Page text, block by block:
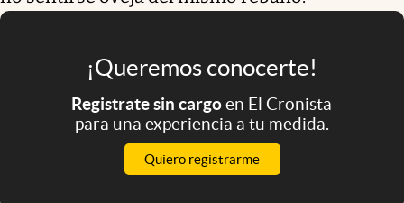
¡Queremos conocerte!
Registrate sin cargoen El Cronista
para una experiencia a tu medida.
Quiero registrarme